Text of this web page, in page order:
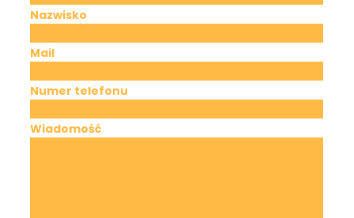
Nazwisko
Mail
Numer telefonu
Wiadomość